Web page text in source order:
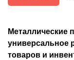
универсальное
товаров и